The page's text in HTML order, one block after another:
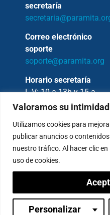
Valoramos su intimidad
Utilizamos cookies para
publicar anuncios o
nuestro tráfico. Al hacer clic
uso de cookies.
Personalizar
secretaría
Correo electrónico
soporte
soporte@paramita.org
Horario secretaría
L-V: 10 a 13h y 15 a
17h
Copyright © 2026
Reservados
—
Política de Privacidad